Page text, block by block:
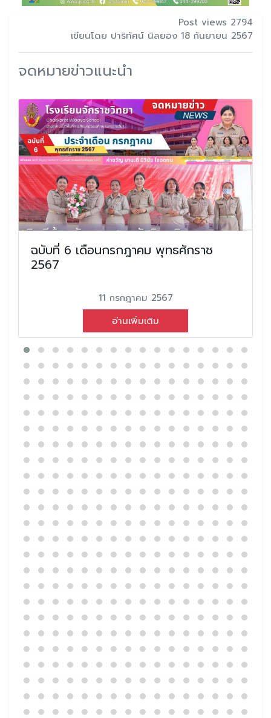
Post views 2794
เขียนโดย ปาริทัศน์ นิลยอง 18 กันยายน 2567
จดหมายข่าวแนะนำ
ฉบับที่ 6 เดือนกรกฎาคม พุทธศักราช
2567
11 กรกฎาคม 2567
อ่านเพิ่มเติม